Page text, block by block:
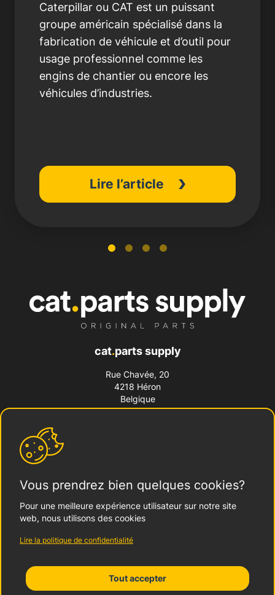
Caterpillar ou CAT est un puissant
groupe américain spécialisé dans la
fabrication de véhicule et d’outil pour
usage professionnel comme les
engins de chantier ou encore les
véhicules d’industries.
Lire l’article
cat.parts supply
Rue Chavée, 20
4218 Héron
Belgique
Notre équipe est disponible du lundi au vendredi de
Google
Formulaire de contact
Vous prendrez bien quelques cookies?
Pour une meilleure expérience utilisateur sur notre site
web, nous utilisons des cookies
Lire la politique de confidentialité
Tout accepter